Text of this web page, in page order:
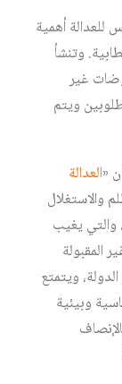
للعدالة أهمية
وتنشأ
غير
ويتم
«العدالة
والاستغلال
والتي يغيب
المقبولة
ويتمتع
وبيئية